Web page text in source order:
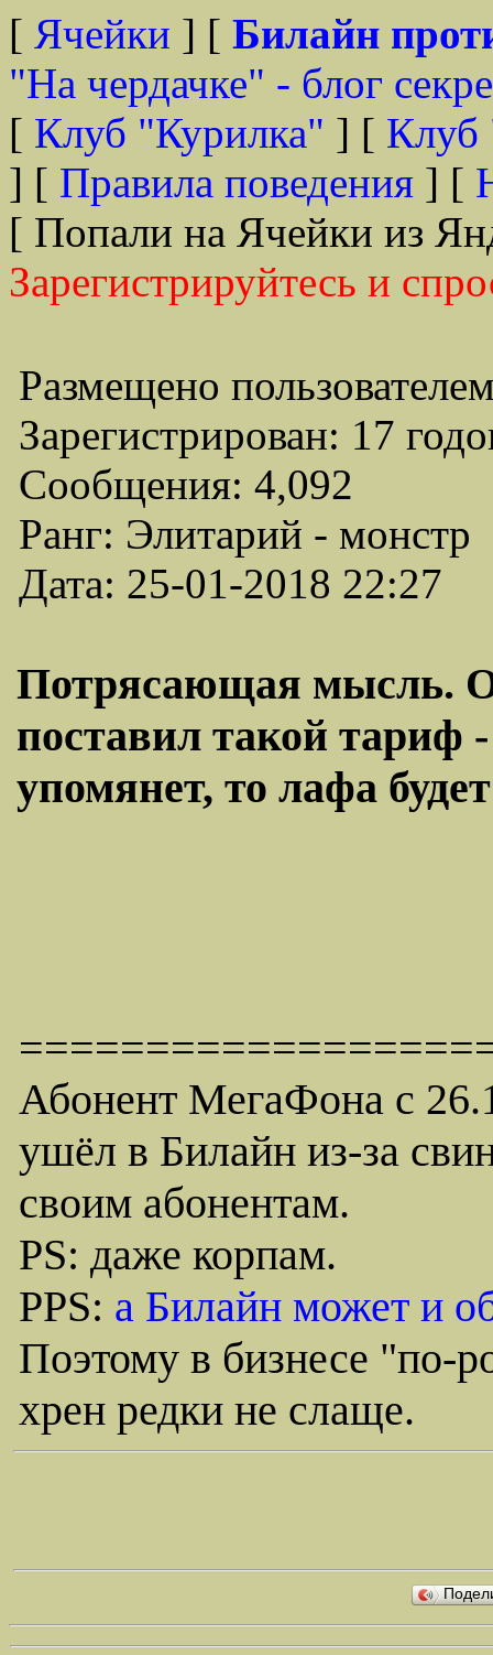
[ Ячейки ] [ Билайн
"На чердачке" - блог
[ Клуб "Курилка" ] [ Клуб
] [ Правила поведения ] [
[ Попали на Ячейки из
Зарегистрируйтесь и
Размещено
Зарегистрирован: 17
Сообщения: 4,092
Ранг: Элитарий - монстр
Дата: 25-01-2018 22:27
Потрясающая мысль.
поставил такой тариф
упомянет, то лафа
Абонент МегаФона с
ушёл в Билайн из-за
своим абонентам.
PS: даже корпам.
PPS: а Билайн может и
Поэтому в бизнесе "по-
хрен редки не слаще.